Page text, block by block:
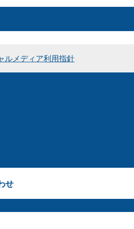
ルメディア利用指針
せ